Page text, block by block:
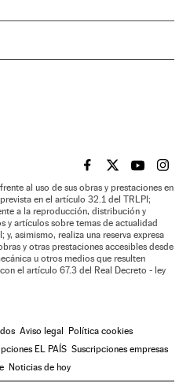
EL PAÍS BRASIL EN
EL PAÍSEL PAÍS
EL
al uso de sus obras y prestaciones en
en el artículo 32.1 del TRLPI;
a la reproducción, distribución y
y artículos sobre temas de actualidad
asimismo, realiza una reserva expresa
y otras prestaciones accesibles desde
u otros medios que resulten
el artículo 67.3 del Real Decreto - ley
Aviso legal
Política cookies
EL PAÍS Suscripciones empresas
Noticias de hoy